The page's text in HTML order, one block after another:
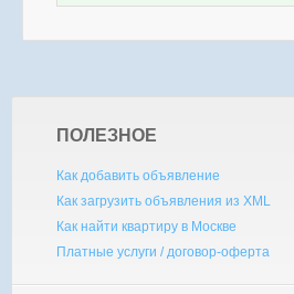
ПОЛЕЗНОЕ
Как добавить объявление
Как загрузить объявления из XML
Как найти квартиру в Москве
Платные услуги / договор-оферта